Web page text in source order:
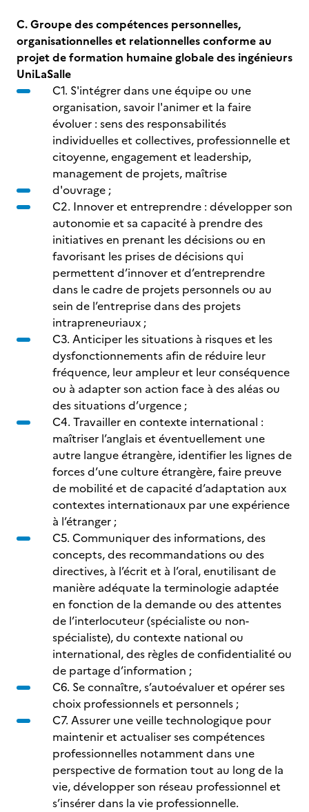
C. Groupe des compétences personnelles,
organisationnelles et relationnelles conforme au
projet de formation humaine globale des ingénieurs
UniLaSalle
C1. S'intégrer dans une équipe ou une
organisation, savoir l'animer et la faire
évoluer : sens des responsabilités
individuelles et collectives, professionnelle et
citoyenne, engagement et leadership,
management de projets, maîtrise
d'ouvrage ;
C2. Innover et entreprendre : développer son
autonomie et sa capacité à prendre des
initiatives en prenant les décisions ou en
favorisant les prises de décisions qui
permettent d’innover et d’entreprendre
dans le cadre de projets personnels ou au
sein de l’entreprise dans des projets
intrapreneuriaux ;
C3. Anticiper les situations à risques et les
dysfonctionnements afin de réduire leur
fréquence, leur ampleur et leur conséquence
ou à adapter son action face à des aléas ou
des situations d’urgence ;
C4. Travailler en contexte international :
maîtriser l’anglais et éventuellement une
autre langue étrangère, identifier les lignes de
forces d’une culture étrangère, faire preuve
de mobilité et de capacité d’adaptation aux
contextes internationaux par une expérience
à l’étranger ;
C5. Communiquer des informations, des
concepts, des recommandations ou des
directives, à l’écrit et à l’oral, enutilisant de
manière adéquate la terminologie adaptée
en fonction de la demande ou des attentes
de l’interlocuteur (spécialiste ou non-
spécialiste), du contexte national ou
international, des règles de confidentialité ou
de partage d’information ;
C6. Se connaître, s’autoévaluer et opérer ses
choix professionnels et personnels ;
C7. Assurer une veille technologique pour
maintenir et actualiser ses compétences
professionnelles notamment dans une
perspective de formation tout au long de la
vie, développer son réseau professionnel et
s’insérer dans la vie professionnelle.